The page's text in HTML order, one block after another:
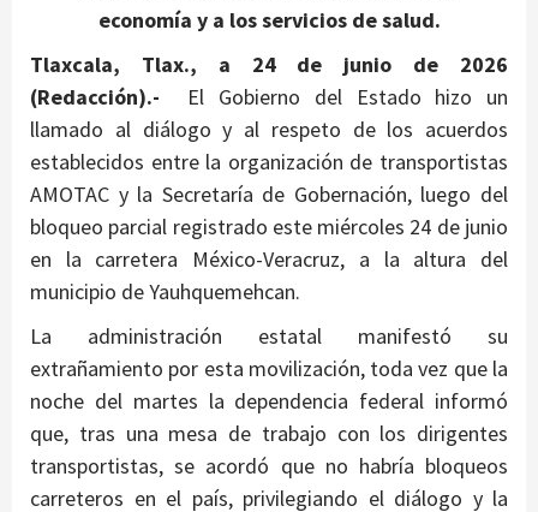
economía y a los servicios de salud.
Tlaxcala, Tlax., a 24 de junio de 2026
(Redacción).- El Gobierno del Estado hizo un
llamado al diálogo y al respeto de los acuerdos
establecidos entre la organización de transportistas
AMOTAC y la Secretaría de Gobernación, luego del
bloqueo parcial registrado este miércoles 24 de junio
en la carretera México-Veracruz, a la altura del
municipio de Yauhquemehcan.
La administración estatal manifestó su
extrañamiento por esta movilización, toda vez que la
noche del martes la dependencia federal informó
que, tras una mesa de trabajo con los dirigentes
transportistas, se acordó que no habría bloqueos
carreteros en el país, privilegiando el diálogo y la